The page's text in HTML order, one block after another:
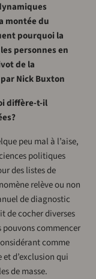
montée du
pourquoi la
personnes en
de la
Nick Buxton
diffère-t-il
peu mal à l’aise,
politiques
des listes de
relève ou non
de diagnostic
de cocher diverses
commencer
comme
d’exclusion qui
de masse.